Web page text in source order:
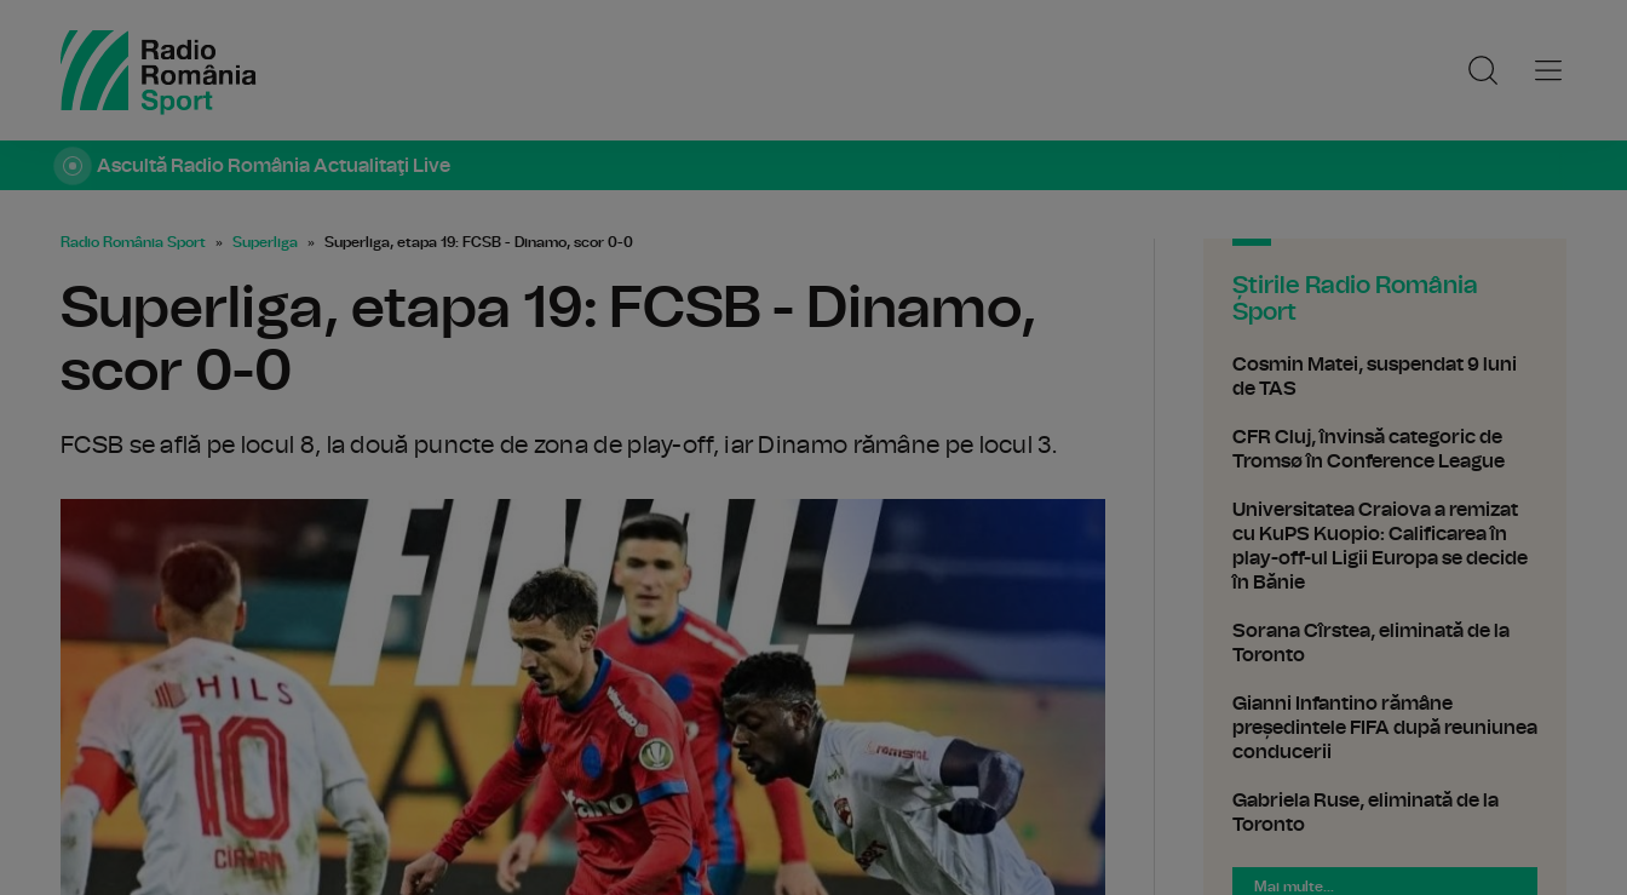
Ascultă Radio România Actualitaţi Live
Radio România Sport Superliga Superliga, etapa 19: FCSB - Dinamo, scor 0-0
Superliga, etapa 19: FCSB - Dinamo,
scor 0-0
FCSB se află pe locul 8, la două puncte de zona de play-off, iar Dinamo rămâne pe locul 3.
Știrile Radio România
Sport
Cosmin Matei, suspendat 9 luni
de TAS
CFR Cluj, învinsă categoric de
Tromsø în Conference League
Universitatea Craiova a remizat
cu KuPS Kuopio: Calificarea în
play-off-ul Ligii Europa se decide
în Bănie
Sorana Cîrstea, eliminată de la
Toronto
Gianni Infantino rămâne
președintele FIFA după reuniunea
conducerii
Gabriela Ruse, eliminată de la
Toronto
Mai multe...